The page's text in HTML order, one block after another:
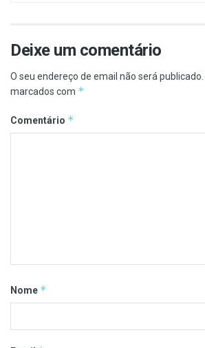
Deixe um comentário
O seu endereço de email não será publicado.
marcados com *
Comentário *
Nome *